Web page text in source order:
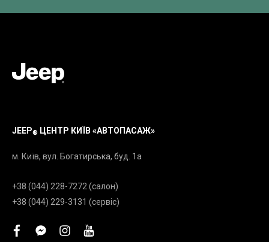
JEEP® ЦЕНТР КИЇВ «АВТОПАСАЖ»
м. Київ, вул. Богатирська, буд. 1а
+38 (044) 228-7272 (салон)
+38 (044) 229-3131 (сервіс)
facebookfacebook-
instagram
youtube